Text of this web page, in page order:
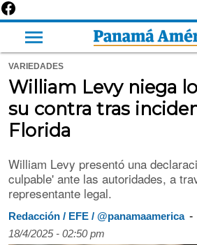
VARIEDADES
William Levy niega
su contra tras
Florida
William Levy presentó una
culpable' ante las autoridades, a
representante legal.
Redacción / EFE / @panamaamerica -
18/4/2025 - 02:50 pm